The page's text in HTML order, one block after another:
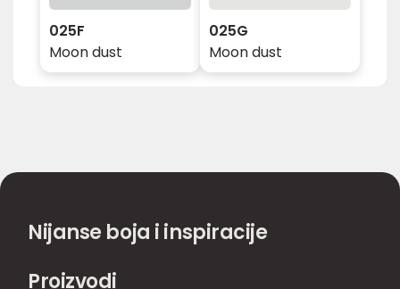
025F
Moon dust
025G
Moon dust
Nijanse boja i inspiracije
Proizvodi